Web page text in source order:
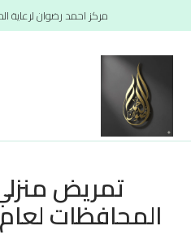
مركز احمد رضوان لرعاية
تمريض
المحافظات لعام 2026 –